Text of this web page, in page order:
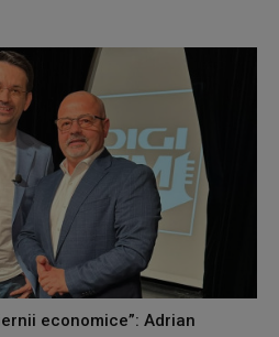
economice”: Adrian